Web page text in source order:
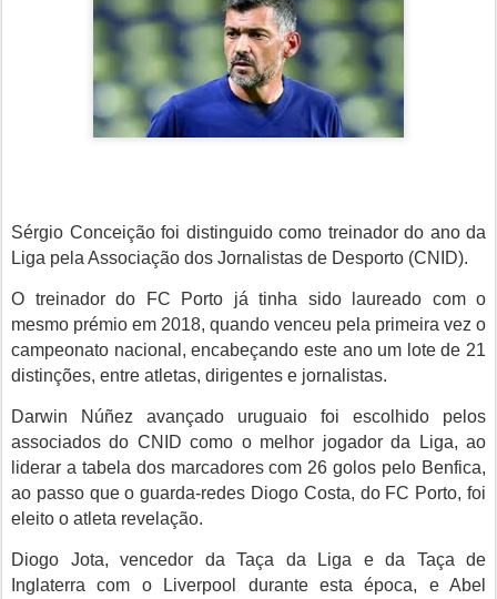
Sérgio Conceição foi distinguido como treinador do ano da
Liga pela Associação dos Jornalistas de Desporto (CNID).
O treinador do FC Porto já tinha sido laureado com o
mesmo prémio em 2018, quando venceu pela primeira vez o
campeonato nacional, encabeçando este ano um lote de 21
distinções, entre atletas, dirigentes e jornalistas.
Darwin Núñez avançado uruguaio foi escolhido pelos
associados do CNID como o melhor jogador da Liga, ao
liderar a tabela dos marcadores com 26 golos pelo Benfica,
ao passo que o guarda-redes Diogo Costa, do FC Porto, foi
eleito o atleta revelação.
Diogo Jota, vencedor da Taça da Liga e da Taça de
Inglaterra com o Liverpool durante esta época, e Abel